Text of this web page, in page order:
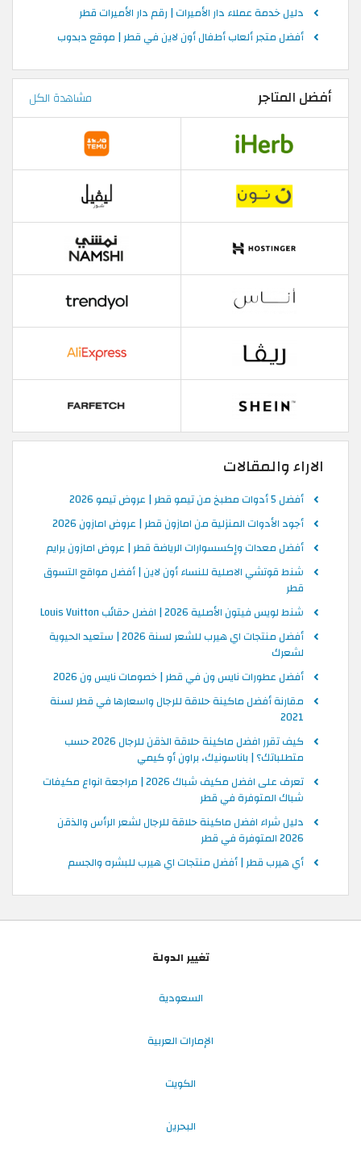
دليل خدمة عملاء دار الأميرات | رقم دار الأميرات قطر
أفضل متجر ألعاب أطفال أون لاين في قطر | موقع دبدوب
أفضل المتاجر مشاهدة الكل
الاراء والمقالات
أفضل 5 أدوات مطبخ من تيمو قطر | عروض تيمو 2026
أجود الأدوات المنزلية من امازون قطر | عروض امازون 2026
أفضل معدات وإكسسوارات الرياضة قطر | عروض امازون برايم
شنط قوتشي الاصلية للنساء أون لاين | أفضل مواقع التسوق
قطر
شنط لويس فيتون الأصلية 2026 | افضل حقائب Louis Vuitton
أفضل منتجات اي هيرب للشعر لسنة 2026 | ستعيد الحيوية
لشعرك
أفضل عطورات نايس ون في قطر | خصومات نايس ون 2026
مقارنة أفضل ماكينة حلاقة للرجال واسعارها في قطر لسنة
2021
كيف تقرر افضل ماكينة حلاقة الذقن للرجال 2026 حسب
متطلباتك؟ | باناسونيك، براون أو كيمي
تعرف على افضل مكيف شباك 2026 | مراجعة انواع مكيفات
شباك المتوفرة في قطر
دليل شراء افضل ماكينة حلاقة للرجال لشعر الرأس والذقن
2026 المتوفرة في قطر
أي هيرب قطر | أفضل منتجات اي هيرب للبشره والجسم
تغيير الدولة
السعودية
الإمارات العربية
الكويت
البحرين